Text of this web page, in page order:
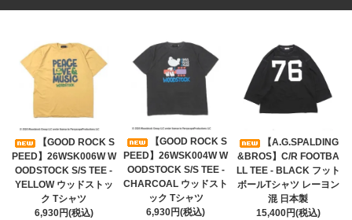
【GOOD ROCK S
PEED】26WSK006W W
OODSTOCK S/S TEE -
YELLOW ウッドストッ
ク Tシャツ
6,930円(税込)
【GOOD ROCK S
PEED】26WSK004W W
OODSTOCK S/S TEE -
CHARCOAL ウッドスト
ック Tシャツ
6,930円(税込)
【A.G.SPALDING
&BROS】C/R FOOTBA
LL TEE - BLACK フット
ボールTシャツ レーヨン
混 日本製
15,400円(税込)